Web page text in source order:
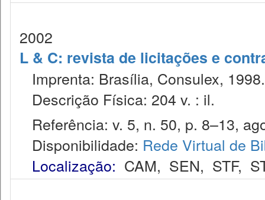
2002
L & C: revista de licitações e
Imprenta: Brasília, Consulex, 1998.
Descrição Física: 204 v. : il.
Referência: v. 5, n. 50, p. 8–13,
Disponibilidade: Rede Virtual de
Localização: CAM, SEN, STF,